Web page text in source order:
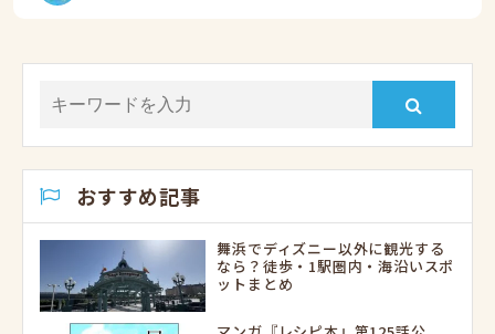
おすすめ記事
舞浜でディズニー以外に観光する
なら？徒歩・1駅圏内・海沿いスポ
ットまとめ